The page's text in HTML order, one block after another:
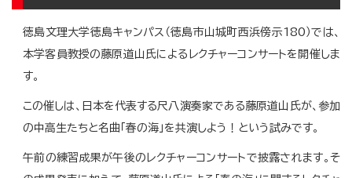
徳島文理大学徳島キャンパス（徳島市山城町西浜傍示180）では、
本学客員教授の藤原道山氏によるレクチャーコンサートを開催しま
す。
この催しは、日本を代表する尺八演奏家である藤原道山氏が、参加
の中高生たちと名曲「春の海」を共演しよう！という試みです。
午前の練習成果が午後のレクチャーコンサートで披露されます。そ